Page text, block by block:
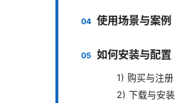
使用场景与案例
如何安装与配置
1) 购买与注册
2) 下载与安装